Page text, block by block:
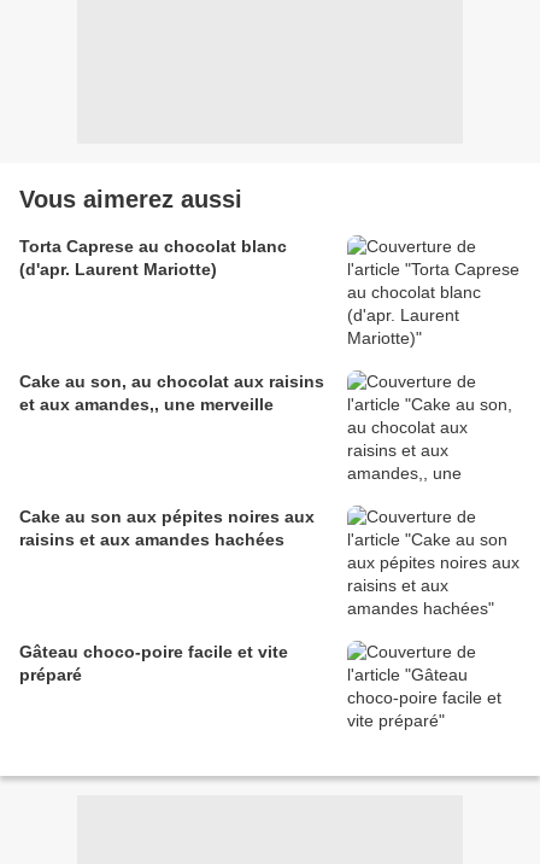
Vous aimerez aussi
Torta Caprese au chocolat blanc
(d'apr. Laurent Mariotte)
Cake au son, au chocolat aux raisins
et aux amandes,, une merveille
Cake au son aux pépites noires aux
raisins et aux amandes hachées
Gâteau choco-poire facile et vite
préparé